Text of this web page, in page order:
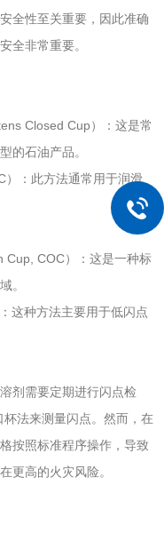
全性至关重要，因此准确
全非常重要。
Closed Cup）：这是常
的石油产品。
）：此方法通常用于润滑
Cup, COC）：这是一种标
。
这种方法主要用于低闪点
剂需要定期进行闪点检
法来测量闪点。然而，在
按照标准程序操作，导致
更高的火灾风险。